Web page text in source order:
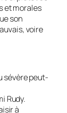
et morales
son
voire
sévère peut-
Rudy.
à